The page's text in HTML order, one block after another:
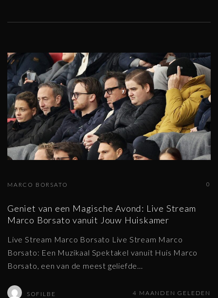
0
MARCO BORSATO
Geniet van een Magische Avond: Live Stream
Marco Borsato vanuit Jouw Huiskamer
Live Stream Marco Borsato Live Stream Marco
Borsato: Een Muzikaal Spektakel vanuit Huis Marco
Borsato, een van de meest geliefde…
SOFILBE 4 MAANDEN GELEDEN